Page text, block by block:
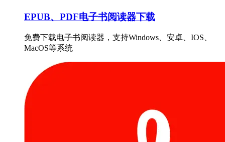
EPUB、PDF电子书阅读器下载
免费下载电子书阅读器，支持Windows、安卓、IOS、
MacOS等系统